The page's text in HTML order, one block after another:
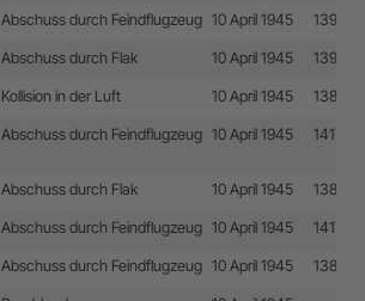
Abschuss durch Feindflugzeug 10 April 1945 13912
Abschuss durch Flak 10 April 1945 13913
Kollision in der Luft 10 April 1945 13877
Abschuss durch Feindflugzeug 10 April 1945 14171
Abschuss durch Flak 10 April 1945 13867
Abschuss durch Feindflugzeug 10 April 1945 14170
Abschuss durch Feindflugzeug 10 April 1945 13879